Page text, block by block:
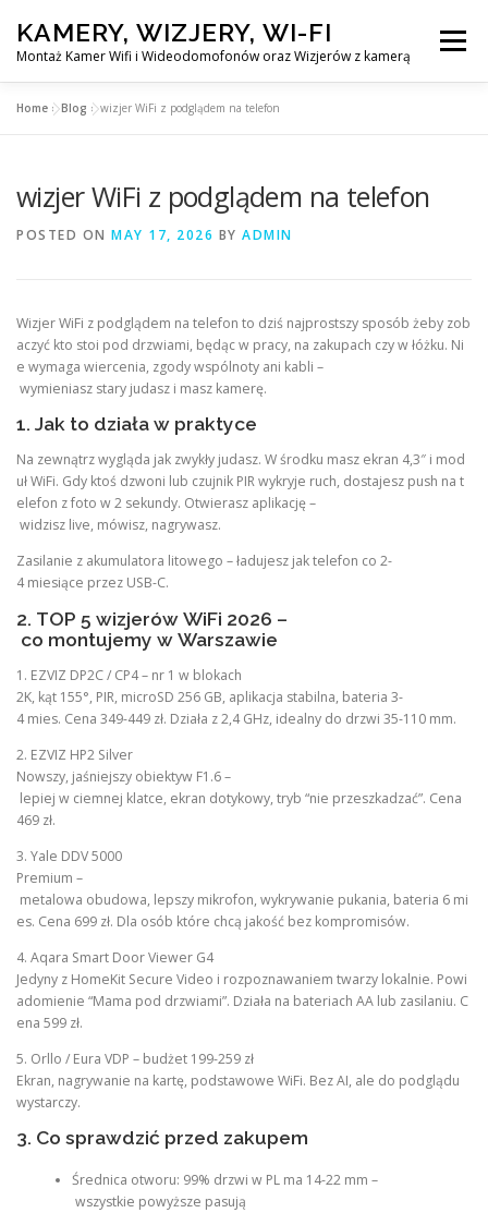
content
KAMERY, WIZJERY, WI-FI
Montaż Kamer Wifi i Wideodomofonów oraz Wizjerów z kamerą
Menu
MONTAŻ WIDEDOMOFONÓW
KONTAKT
EN
Home »Blog »wizjer WiFi z podglądem na telefon
wizjer WiFi z podglądem na telefon
POSTED ON MAY 17, 2026 BY ADMIN
Wizjer WiFi z podglądem na telefon to dziś najprostszy sposób żeby zob
aczyć kto stoi pod drzwiami, będąc w pracy, na zakupach czy w łóżku. Ni
e wymaga wiercenia, zgody wspólnoty ani kabli –
wymieniasz stary judasz i masz kamerę.
1. Jak to działa w praktyce
Na zewnątrz wygląda jak zwykły judasz. W środku masz ekran 4,3″ i mod
uł WiFi. Gdy ktoś dzwoni lub czujnik PIR wykryje ruch, dostajesz push na t
elefon z foto w 2 sekundy. Otwierasz aplikację –
widzisz live, mówisz, nagrywasz.
Zasilanie z akumulatora litowego – ładujesz jak telefon co 2-
4 miesiące przez USB-C.
2. TOP 5 wizjerów WiFi 2026 –
co montujemy w Warszawie
1. EZVIZ DP2C / CP4 – nr 1 w blokach
2K, kąt 155°, PIR, microSD 256 GB, aplikacja stabilna, bateria 3-
4 mies. Cena 349-449 zł. Działa z 2,4 GHz, idealny do drzwi 35-110 mm.
2. EZVIZ HP2 Silver
Nowszy, jaśniejszy obiektyw F1.6 –
lepiej w ciemnej klatce, ekran dotykowy, tryb “nie przeszkadzać”. Cena
469 zł.
3. Yale DDV 5000
Premium –
metalowa obudowa, lepszy mikrofon, wykrywanie pukania, bateria 6 mi
es. Cena 699 zł. Dla osób które chcą jakość bez kompromisów.
4. Aqara Smart Door Viewer G4
Jedyny z HomeKit Secure Video i rozpoznawaniem twarzy lokalnie. Powi
adomienie “Mama pod drzwiami”. Działa na bateriach AA lub zasilaniu. C
ena 599 zł.
5. Orllo / Eura VDP – budżet 199-259 zł
Ekran, nagrywanie na kartę, podstawowe WiFi. Bez AI, ale do podglądu
wystarczy.
3. Co sprawdzić przed zakupem
Średnica otworu: 99% drzwi w PL ma 14-22 mm –
wszystkie powyższe pasują